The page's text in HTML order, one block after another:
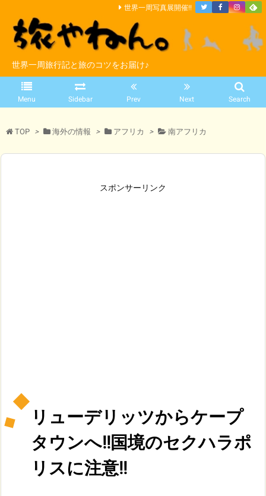
世界一周旅行記と旅のコツをお届け♪
Menu Sidebar Prev Next Search
世界一周写真展開催!!
TOP > 海外の情報 > アフリカ > 南アフリカ
スポンサーリンク
リューデリッツからケープ
タウンへ!!国境のセクハラポ
リスに注意!!